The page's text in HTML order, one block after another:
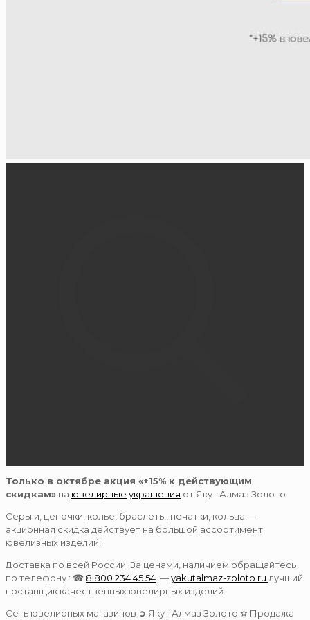
Только в октябре акция «+15% к действующим
скидкам» на ювелирные украшения от Якут Алмаз Золото
Серьги, цепочки, колье, браслеты, печатки, кольца —
акционная скидка действует на большой ассортимент
ювелизных изделий!
Доставка по всей России. За ценами, наличием обращайтесь
по телефону : ☎ 8 800 234 45 54 —yakutalmaz-zoloto.ru лучший
поставщик качественных ювелирных изделий.
Сеть ювелирных магазинов ➲ Якут Алмаз Золото ✫ Продажа